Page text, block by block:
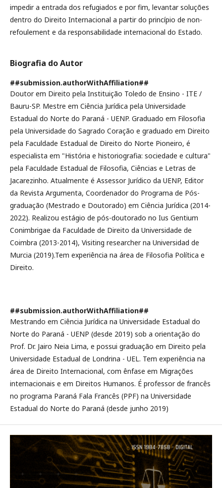
impedir a entrada dos refugiados e por fim, levantar soluções
dentro do Direito Internacional a partir do princípio de non-
refoulement e da responsabilidade internacional do Estado.
Biografia do Autor
##submission.authorWithAffiliation##
Doutor em Direito pela Instituição Toledo de Ensino - ITE /
Bauru-SP. Mestre em Ciência Jurídica pela Universidade
Estadual do Norte do Paraná - UENP. Graduado em Filosofia
pela Universidade do Sagrado Coração e graduado em Direito
pela Faculdade Estadual de Direito do Norte Pioneiro, é
especialista em "História e historiografia: sociedade e cultura"
pela Faculdade Estadual de Filosofia, Ciências e Letras de
Jacarezinho. Atualmente é Assessor Jurídico da UENP, Editor
da Revista Argumenta, Coordenador do Programa de Pós-
graduação (Mestrado e Doutorado) em Ciência Jurídica (2014-
2022). Realizou estágio de pós-doutorado no Ius Gentium
Conimbrigae da Faculdade de Direito da Universidade de
Coimbra (2013-2014), Visiting researcher na Universidad de
Murcia (2019).Tem experiência na área de Filosofia Política e
Direito.
##submission.authorWithAffiliation##
Mestrando em Ciência Jurídica na Universidade Estadual do
Norte do Paraná - UENP (desde 2019) sob a orientação do
Prof. Dr. Jairo Neia Lima, e possui graduação em Direito pela
Universidade Estadual de Londrina - UEL. Tem experiência na
área de Direito Internacional, com ênfase em Migrações
internacionais e em Direitos Humanos. É professor de francês
no programa Paraná Fala Francês (PPF) na Universidade
Estadual do Norte do Paraná (desde junho 2019)